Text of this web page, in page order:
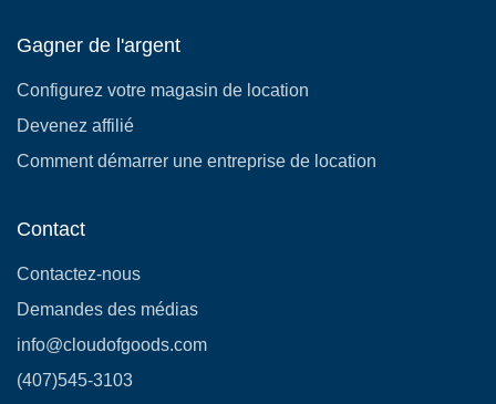
Gagner de l'argent
Configurez votre magasin de location
Devenez affilié
Comment démarrer une entreprise de location
Contact
Contactez-nous
Demandes des médias
info@cloudofgoods.com
(407)545-3103